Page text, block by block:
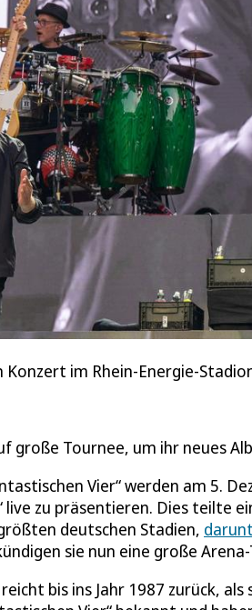
Konzert im Rhein-Energie-
große Tournee, um ihr neues
Vier“ werden am 5.
zu präsentieren. Dies teilte
deutschen Stadien,
sie nun eine große
bis ins Jahr 1987 zurück,